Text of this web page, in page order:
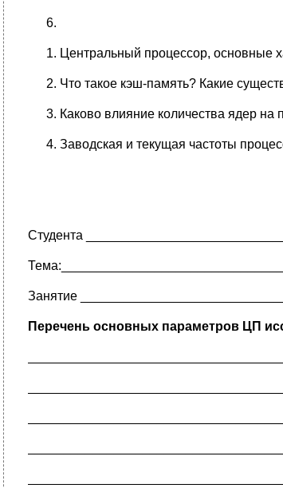
Центральный процессор, основные
Что такое кэш-память? Какие
Каково влияние количества ядер на
Заводская и текущая частоты
Студента
Занятие
Перечень основных параметров ЦП